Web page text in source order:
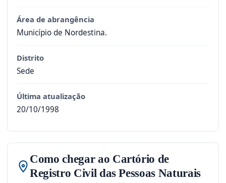
Área de abrangência
Município de Nordestina.
Distrito
Sede
Última atualização
20/10/1998
Como chegar ao Cartório de
Registro Civil das Pessoas Naturais